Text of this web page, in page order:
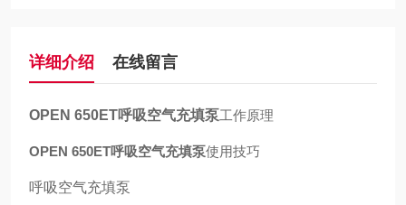
详细介绍 在线留言
OPEN 650ET呼吸空气充填泵工作原理
OPEN 650ET呼吸空气充填泵使用技巧
呼吸空气充填泵